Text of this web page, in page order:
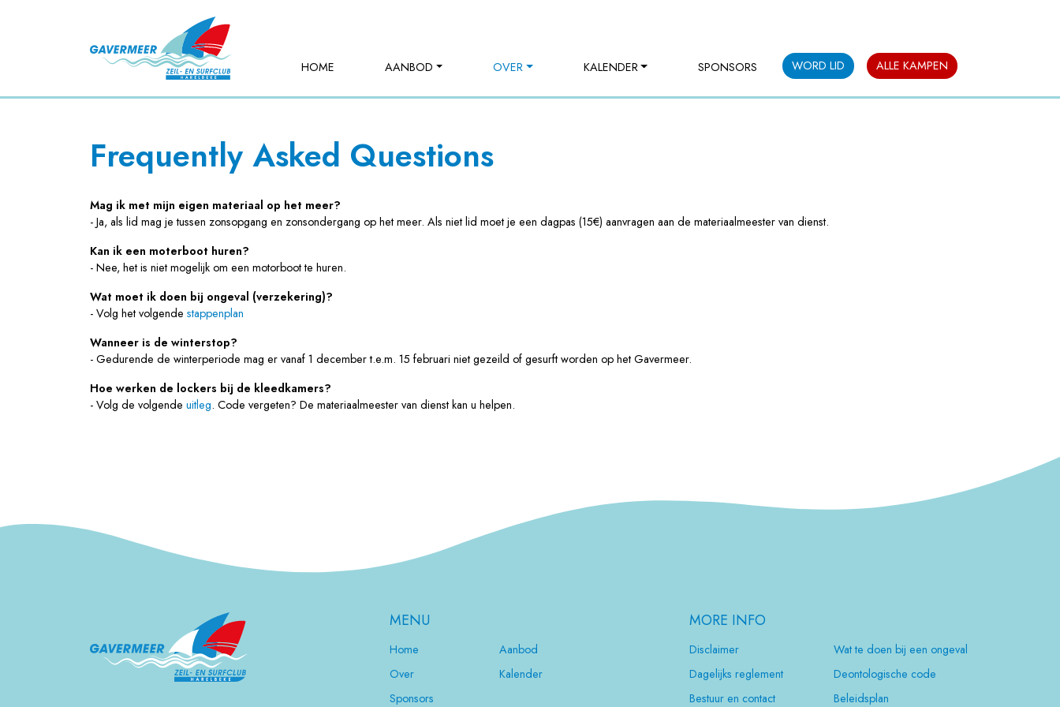
HOME AANBOD OVER KALENDER SPONSORS WORD LID ALLE KAMPEN
Frequently Asked Questions
Mag ik met mijn eigen materiaal op het meer?
- Ja, als lid mag je tussen zonsopgang en zonsondergang op het meer. Als niet lid moet je een dagpas (15€) aanvragen aan de materiaalmeester van dienst.
Kan ik een moterboot huren?
- Nee, het is niet mogelijk om een motorboot te huren.
Wat moet ik doen bij ongeval (verzekering)?
- Volg het volgende stappenplan
Wanneer is de winterstop?
- Gedurende de winterperiode mag er vanaf 1 december t.e.m. 15 februari niet gezeild of gesurft worden op het Gavermeer.
Hoe werken de lockers bij de kleedkamers?
- Volg de volgende uitleg. Code vergeten? De materiaalmeester van dienst kan u helpen.
MENU
Home
Aanbod
Over
Kalender
Sponsors
MORE INFO
Disclaimer
Wat te doen bij een ongeval
Dagelijks reglement
Deontologische code
Bestuur en contact
Beleidsplan